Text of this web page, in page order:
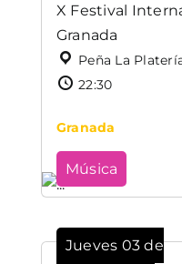
X Festival
Granada
Peña La
22:30
Granada
Música
Jueves 03 de